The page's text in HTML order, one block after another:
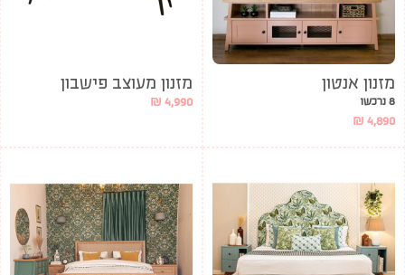
מזנון אנטון
8 נרכשו
₪ 4,890
מזנון מעוצב פישבון
₪ 4,990